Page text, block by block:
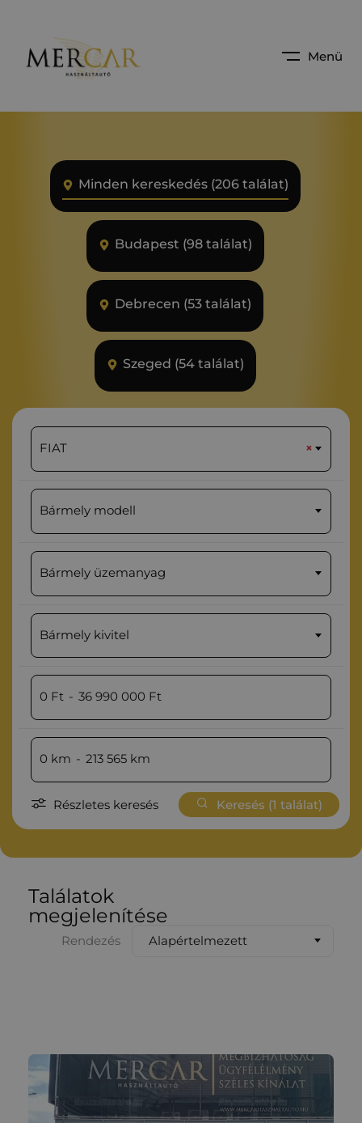
Menü
Minden kereskedés (206 találat)
Budapest (98 találat)
Debrecen (53 találat)
Szeged (54 találat)
×
FIAT
Bármely modell
Bármely üzemanyag
Bármely kivitel
0 Ft - 36 990 000 Ft
0 km - 213 565 km
Részletes keresés Keresés (1 találat)
Találatok
megjelenítése
Rendezés Alapértelmezett